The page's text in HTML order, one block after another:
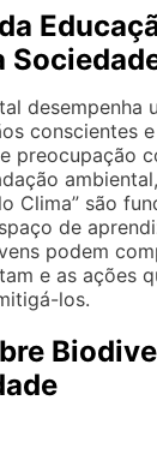
desempenha
conscientes
preocupação
Clima” são
de
podem
e as ações
los.